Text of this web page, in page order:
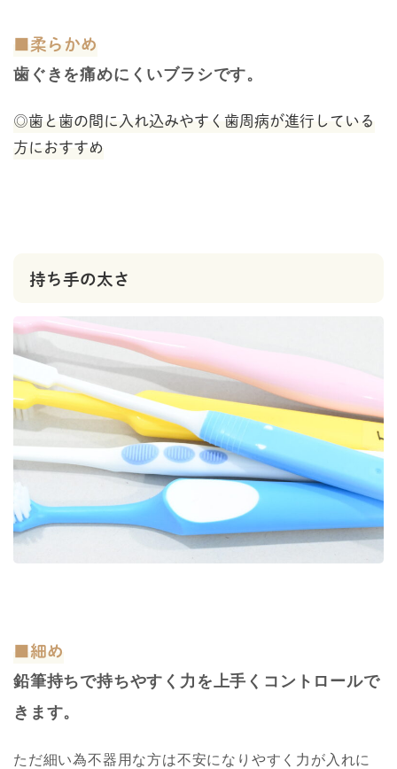
■柔らかめ
歯ぐきを痛めにくいブラシです。
◎歯と歯の間に入れ込みやすく歯周病が進行している
方におすすめ
持ち手の太さ
■細め
鉛筆持ちで持ちやすく力を上手くコントロールで
きます。
ただ細い為不器用な方は不安になりやすく力が入れに